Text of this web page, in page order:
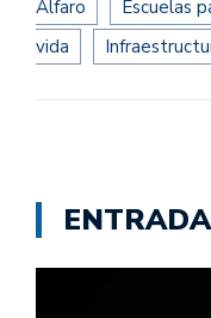
Alfaro
Escuelas
vida